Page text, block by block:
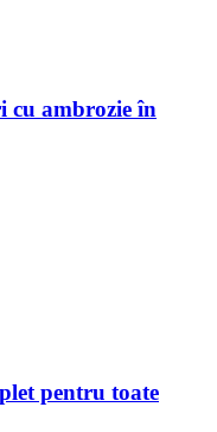
cu ambrozie în
pentru toate